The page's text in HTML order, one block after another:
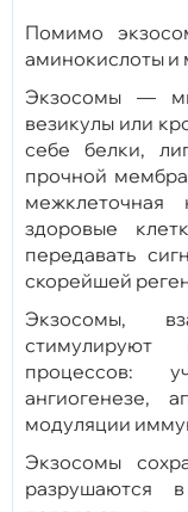
Помимо
аминокислоты и
Экзосомы —
везикулы или
себе белки,
прочной
межклеточная
здоровые
передавать
скорейшей
Экзосомы,
стимулируют
процессов:
ангиогенезе,
модуляции
Экзосомы
разрушаются